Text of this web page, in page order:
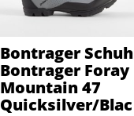
Bontrager Schuh
Bontrager Foray
Mountain 47
Quicksilver/Blac